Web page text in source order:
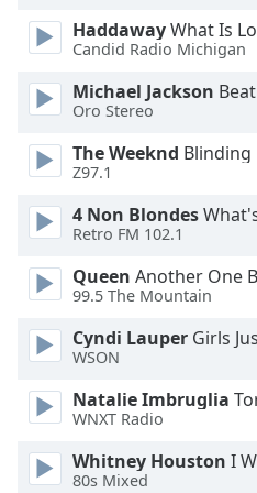
Background
Area
Background
Color
Opacity
Font
Text
HaddawayWhat Is
Candid Radio Michigan
Michael Jackson
Oro Stereo
The Weeknd Blinding
Z97.1
4 Non Blondes
Retro FM 102.1
Queen Another One
99.5 The Mountain
Cyndi Lauper Girls
WSON
Natalie Imbruglia
WNXT Radio
Whitney Houston I
80s Mixed